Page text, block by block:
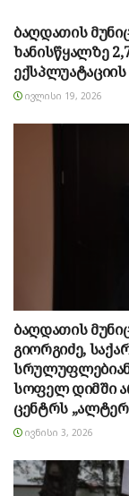
ბაღდათის
ხანისწყალზე
ᲘᲕᲚᲘᲡᲘ 19, 2026
ბაღდათის
გიორგიძე,
სრულუფლებიან
სოფელ დიმში
ცენტრს
ᲘᲕᲜᲘᲡᲘ 3, 2026